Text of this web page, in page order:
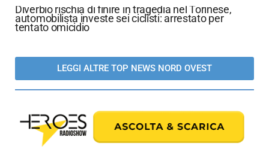
Diverbio rischia di finire in tragedia nel Torinese,
automobilista investe sei ciclisti: arrestato per
tentato omicidio
LEGGI ALTRE TOP NEWS NORD OVEST